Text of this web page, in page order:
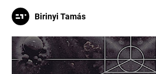
Birinyi Tamás